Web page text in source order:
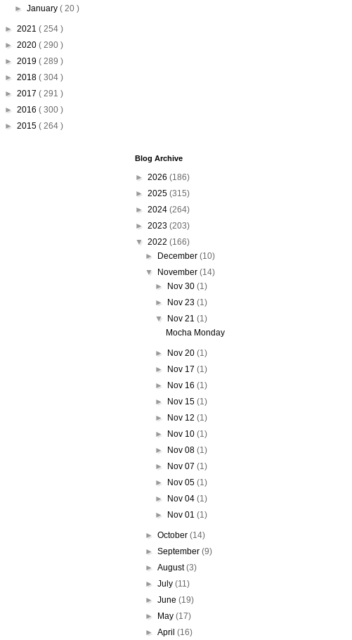
► January ( 20 )
► 2021 ( 254 )
► 2020 ( 290 )
► 2019 ( 289 )
► 2018 ( 304 )
► 2017 ( 291 )
► 2016 ( 300 )
► 2015 ( 264 )
Blog Archive
► 2026 (186)
► 2025 (315)
► 2024 (264)
► 2023 (203)
▼ 2022 (166)
►
December (10)
▼
November (14)
►
Nov 30(1)
►
Nov 23(1)
▼
Nov 21(1)
Mocha Monday
► Nov 20(1)
►
Nov 17(1)
►
Nov 16(1)
►
Nov 15(1)
►
Nov 12(1)
►
Nov 10(1)
►
Nov 08(1)
►
Nov 07(1)
►
Nov 05(1)
►
Nov 04(1)
►
Nov 01(1)
► October (14)
► September (9)
► August(3)
► July (11)
► June (19)
►
May (17)
► April (16)